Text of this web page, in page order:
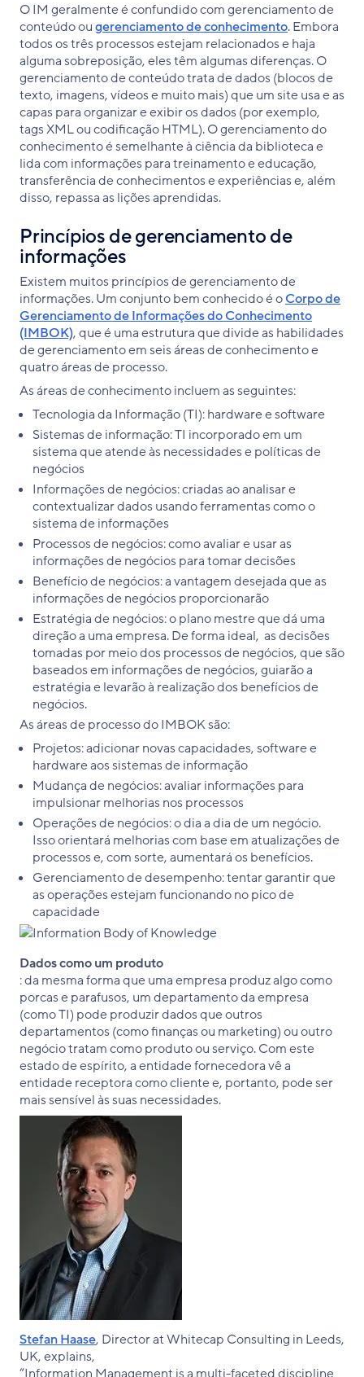
O IM geralmente é confundido com gerenciamento de
conteúdo ougerenciamento de conhecimento. Embora
todos os três processos estejam relacionados e haja
alguma sobreposição, eles têm algumas diferenças. O
gerenciamento de conteúdo trata de dados (blocos de
texto, imagens, vídeos e muito mais) que um site usa e as
capas para organizar e exibir os dados (por exemplo,
tags XML ou codificação HTML). O gerenciamento do
conhecimento é semelhante à ciência da biblioteca e
lida com informações para treinamento e educação,
transferência de conhecimentos e experiências e, além
disso, repassa as lições aprendidas.
Princípios de gerenciamento de
informações
Existem muitos princípios de gerenciamento de
informações. Um conjunto bem conhecido é oCorpo de
Gerenciamento de Informações do Conhecimento
(IMBOK), que é uma estrutura que divide as habilidades
de gerenciamento em seis áreas de conhecimento e
quatro áreas de processo.
As áreas de conhecimento incluem as seguintes:
Tecnologia da Informação (TI): hardware e software
Sistemas de informação: TI incorporado em um
sistema que atende às necessidades e políticas de
negócios
Informações de negócios: criadas ao analisar e
contextualizar dados usando ferramentas como o
sistema de informações
Processos de negócios: como avaliar e usar as
informações de negócios para tomar decisões
Benefício de negócios: a vantagem desejada que as
informações de negócios proporcionarão
Estratégia de negócios: o plano mestre que dá uma
direção a uma empresa. De forma ideal, as decisões
tomadas por meio dos processos de negócios, que são
baseados em informações de negócios, guiarão a
estratégia e levarão à realização dos benefícios de
negócios.
As áreas de processo do IMBOK são:
Projetos: adicionar novas capacidades, software e
hardware aos sistemas de informação
Mudança de negócios: avaliar informações para
impulsionar melhorias nos processos
Operações de negócios: o dia a dia de um negócio.
Isso orientará melhorias com base em atualizações de
processos e, com sorte, aumentará os benefícios.
Gerenciamento de desempenho: tentar garantir que
as operações estejam funcionando no pico de
capacidade
Dados como um produto
: da mesma forma que uma empresa produz algo como
porcas e parafusos, um departamento da empresa
(como TI) pode produzir dados que outros
departamentos (como finanças ou marketing) ou outro
negócio tratam como produto ou serviço. Com este
estado de espírito, a entidade fornecedora vê a
entidade receptora como cliente e, portanto, pode ser
mais sensível às suas necessidades.
Stefan Haase, Director at Whitecap Consulting in Leeds,
UK, explains,